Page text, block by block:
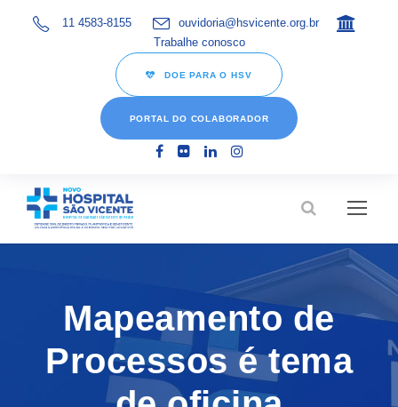
11 4583-8155
ouvidoria@hsvicente.org.br
Trabalhe conosco
DOE PARA O HSV
PORTAL DO COLABORADOR
Mapeamento de
Processos é tema